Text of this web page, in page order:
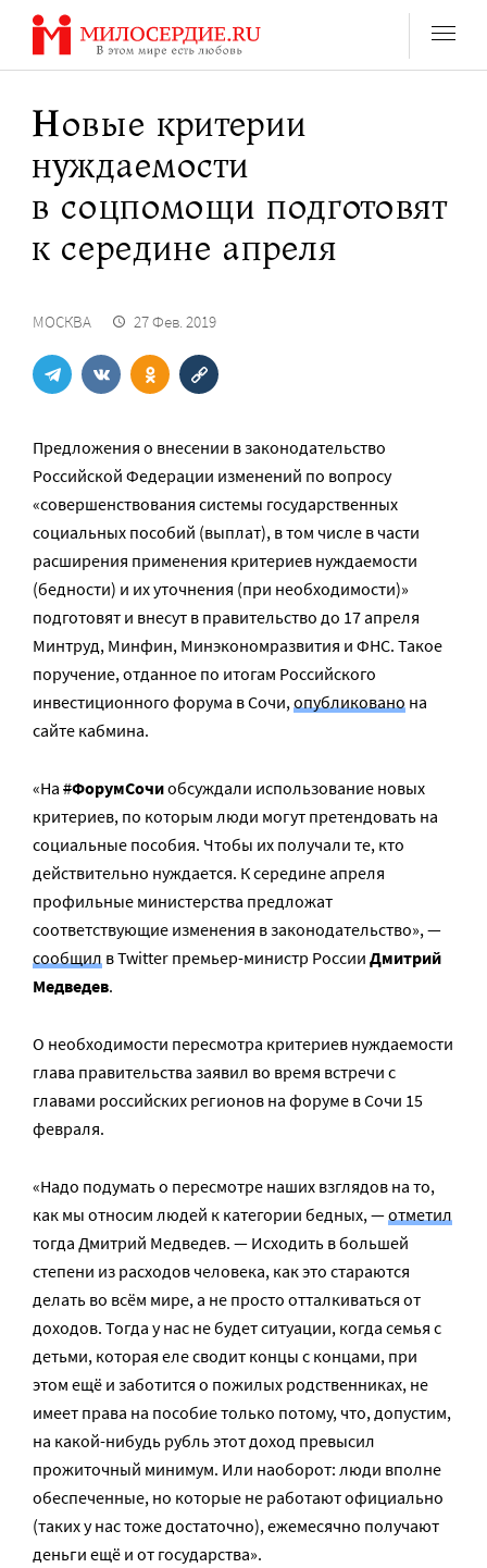
Перейти
содержанию
Новые критерии
нуждаемости
в соцпомощи подготовят
к середине апреля
МОСКВА 27 Фев. 2019
Предложения о внесении в законодательство
Российской Федерации изменений по вопросу
«совершенствования системы государственных
социальных пособий (выплат), в том числе в части
расширения применения критериев нуждаемости
(бедности) и их уточнения (при необходимости)»
подготовят и внесут в правительство до 17 апреля
Минтруд, Минфин, Минэкономразвития и ФНС. Такое
поручение, отданное по итогам Российского
инвестиционного форума в Сочи,опубликовано на
сайте кабмина.
«На #ФорумСочиобсуждали использование новых
критериев, по которым люди могут претендовать на
социальные пособия. Чтобы их получали те, кто
действительно нуждается. К середине апреля
профильные министерства предложат
соответствующие изменения в законодательство», —
сообщил в Twitter премьер-министр России Дмитрий
Медведев.
О необходимости пересмотра критериев нуждаемости
глава правительства заявил во время встречи с
главами российских регионов на форуме в Сочи 15
февраля.
«Надо подумать о пересмотре наших взглядов на то,
как мы относим людей к категории бедных, —отметил
тогда Дмитрий Медведев. — Исходить в большей
степени из расходов человека, как это стараются
делать во всём мире, а не просто отталкиваться от
доходов. Тогда у нас не будет ситуации, когда семья с
детьми, которая еле сводит концы с концами, при
этом ещё и заботится о пожилых родственниках, не
имеет права на пособие только потому, что, допустим,
на какой-нибудь рубль этот доход превысил
прожиточный минимум. Или наоборот: люди вполне
обеспеченные, но которые не работают официально
(таких у нас тоже достаточно), ежемесячно получают
деньги ещё и от государства».